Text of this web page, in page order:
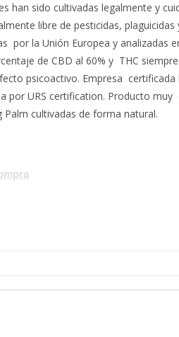
han sido cultivadas legalmente y
libre de pesticidas, plaguicidas
por la Unión Europea y analizadas
de CBD al 60% y THC
psicoactivo. Empresa certificada
por URS certification. Producto
Palm cultivadas de forma natural.